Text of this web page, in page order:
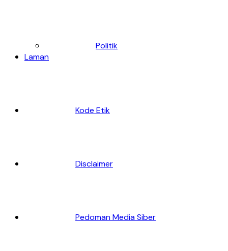
Politik
Laman
Kode Etik
Disclaimer
Pedoman Media Siber